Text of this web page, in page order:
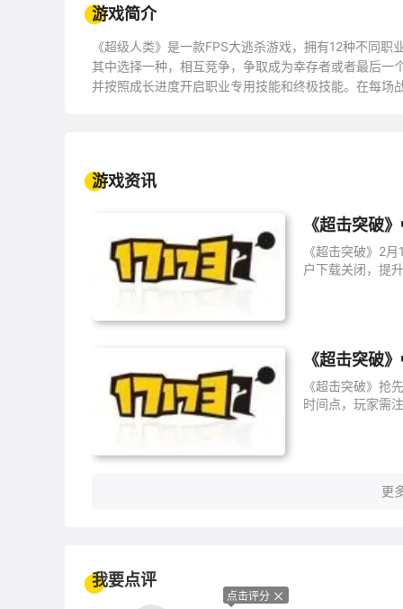
游戏简介
《超级人类》是一款FPS大逃杀游戏，拥有12种不同
其中选择一种，相互竞争，争取成为幸存者或者最后
并按照成长进度开启职业专用技能和终极技能。在每
游戏资讯
《超击突破
《超击突破》2
户下载关闭，提
《超击突破
《超击突破》抢
时间点，玩家需
更
我要点评
点击评分